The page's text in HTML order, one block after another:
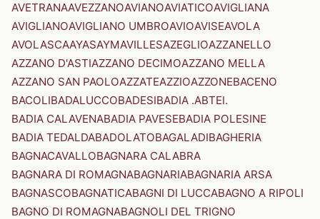
AVETRANAAVEZZANOAVIANOAVIATICOAVIGLIANA
AVIGLIANOAVIGLIANO UMBROAVIOAVISEAVOLA
AVOLASCAAYASAYMAVILLESAZEGLIOAZZANELLO
AZZANO D'ASTIAZZANO DECIMOAZZANO MELLA
AZZANO SAN PAOLOAZZATEAZZIOAZZONEBACENO
BACOLIBADALUCCOBADESIBADIA .ABTEI.
BADIA CALAVENABADIA PAVESEBADIA POLESINE
BADIA TEDALDABADOLATOBAGALADIBAGHERIA
BAGNACAVALLOBAGNARA CALABRA
BAGNARA DI ROMAGNABAGNARIABAGNARIA ARSA
BAGNASCOBAGNATICABAGNI DI LUCCABAGNO A RIPOLI
BAGNO DI ROMAGNABAGNOLI DEL TRIGNO